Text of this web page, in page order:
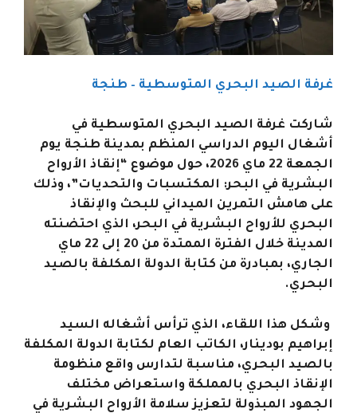
غرفة الصيد البحري المتوسطية – طنجة
شاركت غرفة الصيد البحري المتوسطية في
أشغال اليوم الدراسي المنظم بمدينة طنجة يوم
الجمعة 22 ماي 2026، حول موضوع “إنقاذ الأرواح
البشرية في البحر: المكتسبات والتحديات”، وذلك
على هامش التمرين الميداني للبحث والإنقاذ
البحري للأرواح البشرية في البحر، الذي احتضنته
المدينة خلال الفترة الممتدة من 20 إلى 22 ماي
الجاري، بمبادرة من كتابة الدولة المكلفة بالصيد
البحري.
وشكل هذا اللقاء، الذي ترأس أشغاله السيد
إبراهيم بودينار، الكاتب العام لكتابة الدولة المكلفة
بالصيد البحري، مناسبة لتدارس واقع منظومة
الإنقاذ البحري بالمملكة واستعراض مختلف
الجهود المبذولة لتعزيز سلامة الأرواح البشرية في